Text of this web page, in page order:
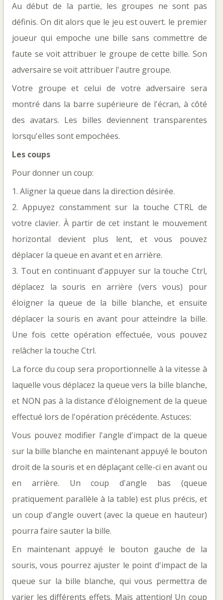
Au début de la partie, les groupes ne sont pas
définis. On dit alors que le jeu est ouvert. le premier
joueur qui empoche une bille sans commettre de
faute se voit attribuer le groupe de cette bille. Son
adversaire se voit attribuer l'autre groupe.
Votre groupe et celui de votre adversaire sera
montré dans la barre supérieure de l'écran, à côté
des avatars. Les billes deviennent transparentes
lorsqu'elles sont empochées.
Les coups
Pour donner un coup:
1. Aligner la queue dans la direction désirée.
2. Appuyez constamment sur la touche CTRL de
votre clavier. À partir de cet instant le mouvement
horizontal devient plus lent, et vous pouvez
déplacer la queue en avant et en arrière.
3. Tout en continuant d'appuyer sur la touche Ctrl,
déplacez la souris en arrière (vers vous) pour
éloigner la queue de la bille blanche, et ensuite
déplacer la souris en avant pour atteindre la bille.
Une fois cette opération effectuée, vous pouvez
relâcher la touche Ctrl.
La force du coup sera proportionnelle à la vitesse à
laquelle vous déplacez la queue vers la bille blanche,
et NON pas à la distance d'éloignement de la queue
effectué lors de l'opération précédente. Astuces:
Vous pouvez modifier l'angle d'impact de la queue
sur la bille blanche en maintenant appuyé le bouton
droit de la souris et en déplaçant celle-ci en avant ou
en arrière. Un coup d'angle bas (queue
pratiquement parallèle à la table) est plus précis, et
un coup d'angle ouvert (avec la queue en hauteur)
pourra faire sauter la bille.
En maintenant appuyé le bouton gauche de la
souris, vous pourrez ajuster le point d'impact de la
queue sur la bille blanche, qui vous permettra de
varier les différents effets. Mais attention! Un coup